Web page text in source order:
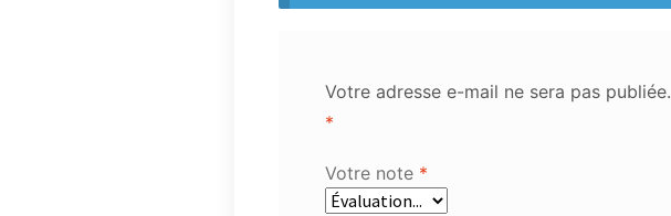
Votre adresse e-mail ne sera pas publiée.
*
Votre note *